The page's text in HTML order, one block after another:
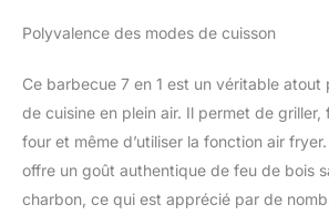
le barbecue
balcons, le
NOURRIR
vous
carrés de
épaule de
Polyvalence des modes de cuisson
Ce barbecue 7 en 1 est un véritable atout
de cuisine en plein air. Il permet de griller,
four et même d’utiliser la fonction air
offre un goût authentique de feu de bois
charbon, ce qui est apprécié par de